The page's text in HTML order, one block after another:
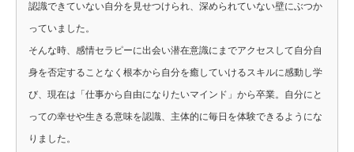
認識できていない自分を見せつけられ、深められていない壁にぶつか
っていました。
そんな時、感情セラピーに出会い潜在意識にまでアクセスして自分自
身を否定することなく根本から自分を癒していけるスキルに感動し学
び、現在は「仕事から自由になりたいマインド」から卒業。自分にと
っての幸せや生きる意味を認識、主体的に毎日を体験できるようにな
りました。